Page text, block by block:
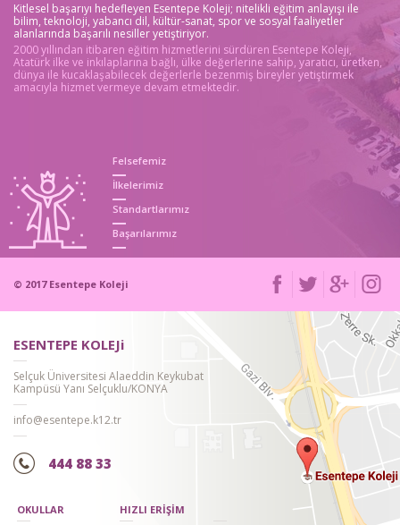
KÜÇÜK MUCİTLER İŞ BAŞINDA BİLİ...
SEVGİ GÜNÜ KUTLAMAMIZ
BARIŞ MANÇO ANMA GÜNÜ ETKİNLİĞ...
Kitlesel başarıyı hedefleyen Esentepe Koleji; nitelikli eğitim anlayışı ile
bilim, teknoloji, yabancı dil, kültür-sanat, spor ve sosyal faaliyetler
alanlarında başarılı nesiller yetiştiriyor.
2000 yıllından itibaren eğitim hizmetlerini sürdüren Esentepe Koleji,
Atatürk ilke ve inkılaplarına bağlı, ülke değerlerine sahip, yaratıcı, üretken,
dünya ile kucaklaşabilecek değerlerle bezenmiş bireyler yetiştirmek
amacıyla hizmet vermeye devam etmektedir.
Felsefemiz
İlkelerimiz
Standartlarımız
Başarılarımız
© 2017 Esentepe Koleji
ESENTEPE KOLEJi
Selçuk Üniversitesi Alaeddin Keykubat
Kampüsü Yanı Selçuklu/KONYA
info@esentepe.k12.tr
444 88 33
OKULLAR HIZLI ERİŞİM